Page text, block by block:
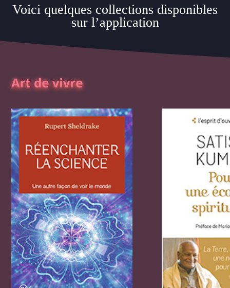
Voici quelques collections disponibles
sur l’application